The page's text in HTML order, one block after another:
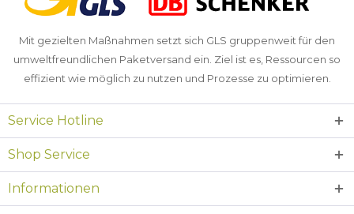
Mit gezielten Maßnahmen setzt sich GLS gruppenweit für den
umweltfreundlichen Paketversand ein. Ziel ist es, Ressourcen so
effizient wie möglich zu nutzen und Prozesse zu optimieren.
Service Hotline
Shop Service
Informationen